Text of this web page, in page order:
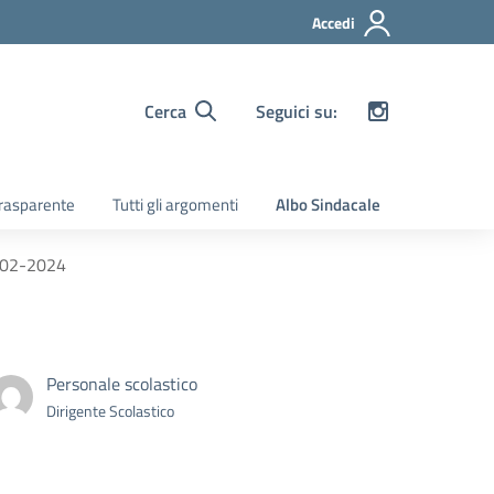
Accedi
Cerca Seguici su:
Tutti gli argomenti Albo Sindacale
2024
Personale scolastico
Dirigente Scolastico